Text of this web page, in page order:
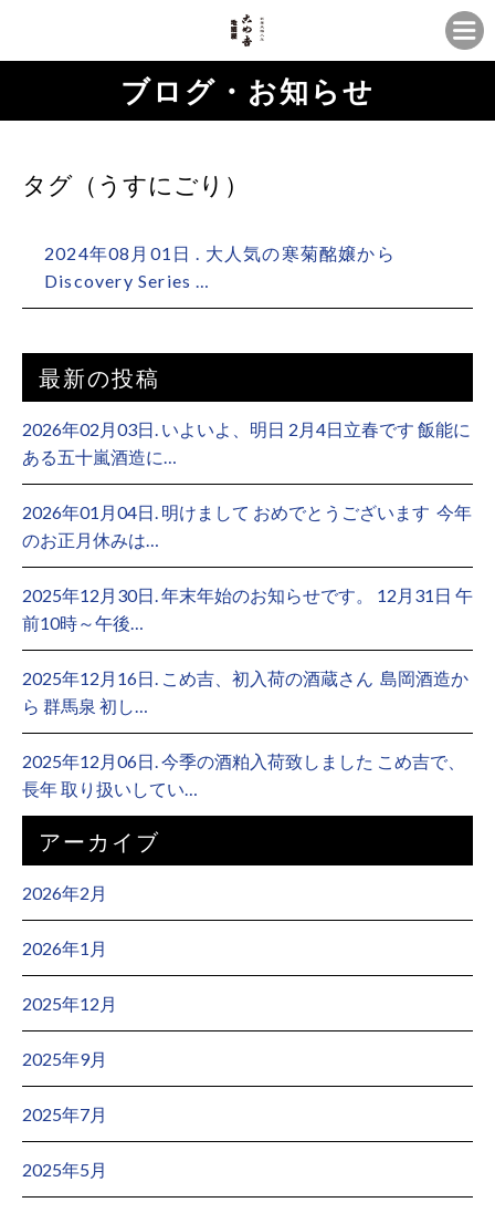
ブログ・お知らせ
タグ（うすにごり）
2024年08月01日 . 大人気の寒菊酩嬢から
Discovery Series …
最新の投稿
2026年02月03日. いよいよ、明日 2月4日立春です 飯能に
ある五十嵐酒造に…
2026年01月04日. 明けまして おめでとうございます ⁡ 今年
のお正月休みは…
2025年12月30日. 年末年始のお知らせです。 12月31日 午
前10時～午後…
2025年12月16日. こめ吉、初入荷の酒蔵さん ⁡ 島岡酒造か
ら 群馬泉 初し…
2025年12月06日. 今季の酒粕入荷致しました こめ吉で、
長年 取り扱いしてい…
アーカイブ
2026年2月
2026年1月
2025年12月
2025年9月
2025年7月
2025年5月